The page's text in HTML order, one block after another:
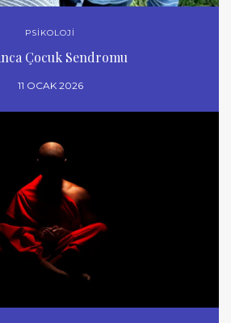
PSİKOLOJİ
Çocuk Sendromu
11 OCAK 2026